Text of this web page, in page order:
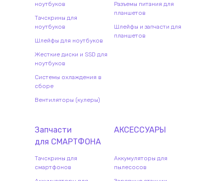
ноутбуков
Тачскрины для
ноутбуков
Шлейфы для ноутбуков
Жесткие диски и SSD для
ноутбуков
Системы охлаждения в
сборе
Вентиляторы (кулеры)
Разъемы питания для
планшетов
Шлейфы и запчасти для
планшетов
Запчасти
для СМАРТФОНА
Тачскрины для
смартфонов
АКСЕССУАРЫ
Аккумуляторы для
пылесосов